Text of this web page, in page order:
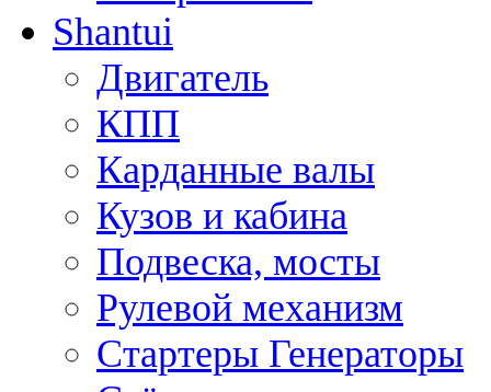
Shantui
Двигатель
КПП
Карданные валы
Кузов и кабина
Подвеска, мосты
Рулевой механизм
Стартеры Генераторы